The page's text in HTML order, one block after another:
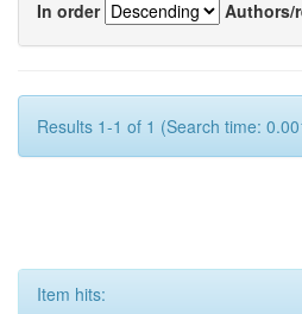
In order
Authors/
Results 1-1 of 1 (Search time:
Item hits: